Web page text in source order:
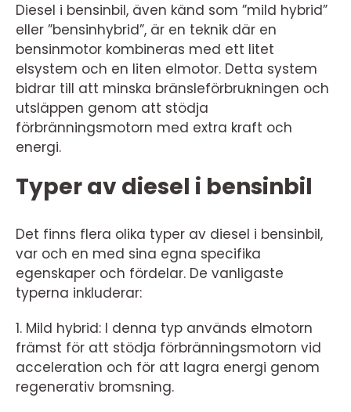
Diesel i bensinbil, även känd som ”mild hybrid”
eller ”bensinhybrid”, är en teknik där en
bensinmotor kombineras med ett litet
elsystem och en liten elmotor. Detta system
bidrar till att minska bränsleförbrukningen och
utsläppen genom att stödja
förbränningsmotorn med extra kraft och
energi.
Typer av diesel i bensinbil
Det finns flera olika typer av diesel i bensinbil,
var och en med sina egna specifika
egenskaper och fördelar. De vanligaste
typerna inkluderar:
1. Mild hybrid: I denna typ används elmotorn
främst för att stödja förbränningsmotorn vid
acceleration och för att lagra energi genom
regenerativ bromsning.